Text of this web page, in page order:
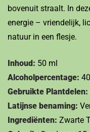
bovenuit straalt. In
energie – vriendelijk,
natuur in een flesje.
Inhoud: 50 ml
Alcoholpercentage:
Gebruikte Plantdelen:
Latijnse benaming:
Ingrediënten: Zwarte